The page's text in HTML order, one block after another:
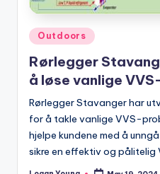
Posted
Outdoors
Rørlegger
å løse vanlige
Rørlegger Stavanger har
for å takle vanlige VVS-
hjelpe kundene med å
sikre en effektiv og pålitelig